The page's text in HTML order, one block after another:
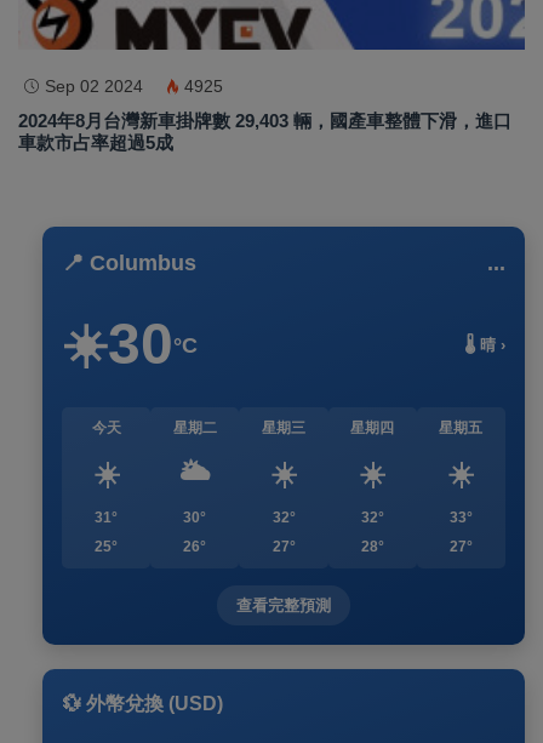
Sep 02 2024 4925
2024年8月台灣新車掛牌數 29,403 輛，國產車整體下滑，進口
車款市占率超過5成
📍 Columbus ...
☀️30°C 🌡️ 晴 ›
今天
☀️
31°
25°
星期二
🌥️
30°
26°
星期三
☀️
32°
27°
星期四
☀️
32°
28°
星期五
☀️
33°
27°
查看完整預測
💱 外幣兌換 (USD)